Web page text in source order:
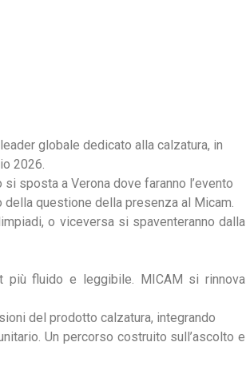
globale dedicato alla calzatura, in
2026.
sposta a Verona dove faranno l’evento
della questione della presenza al Micam.
o viceversa si spaventeranno dalla
più fluido e leggibile. MICAM si rinnova
del prodotto calzatura, integrando
Un percorso costruito sull’ascolto e